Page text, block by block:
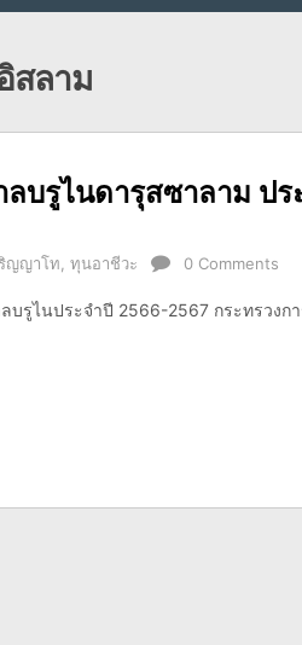
สลาม
บรูไนดารุสซาลาม ป
ญญาโท ทุนอาชีวะ 0 Comments
บรูไนประจำปี 2566-2567 กระทรวงก